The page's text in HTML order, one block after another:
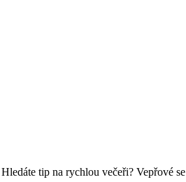
Hledáte tip na rychlou večeři? Vepřové se